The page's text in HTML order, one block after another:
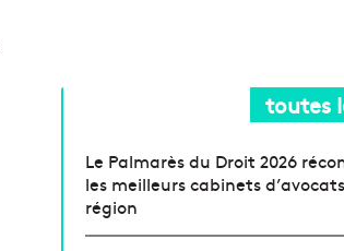
toutes
Le Palmarès du Droit 2026
les meilleurs cabinets
région